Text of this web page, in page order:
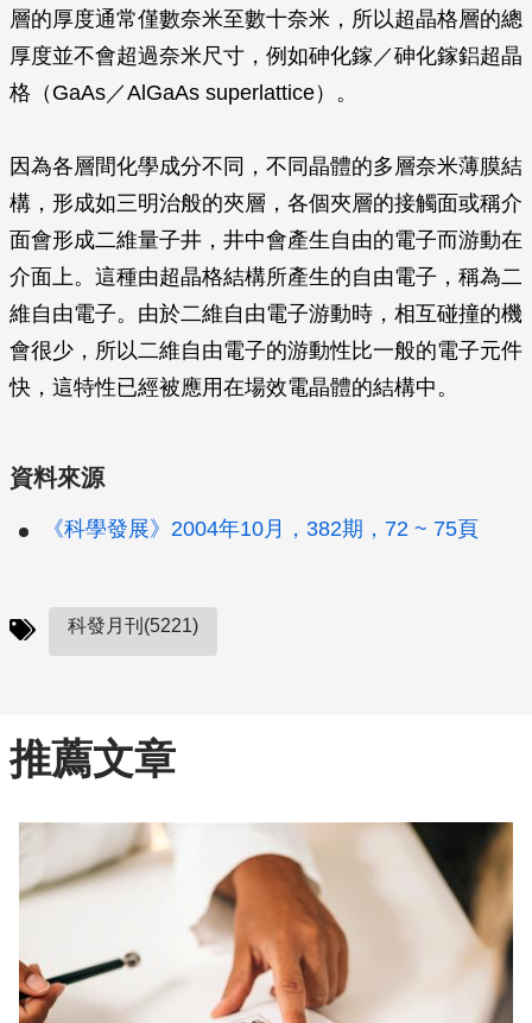
層的厚度通常僅數奈米至數十奈米，所以超晶格層的總
厚度並不會超過奈米尺寸，例如砷化鎵／砷化鎵鋁超晶
格（GaAs／AlGaAs superlattice）。
因為各層間化學成分不同，不同晶體的多層奈米薄膜結
構，形成如三明治般的夾層，各個夾層的接觸面或稱介
面會形成二維量子井，井中會產生自由的電子而游動在
介面上。這種由超晶格結構所產生的自由電子，稱為二
維自由電子。由於二維自由電子游動時，相互碰撞的機
會很少，所以二維自由電子的游動性比一般的電子元件
快，這特性已經被應用在場效電晶體的結構中。
資料來源
《科學發展》2004年10月，382期，72 ~ 75頁
科發月刊(5221)
推薦文章